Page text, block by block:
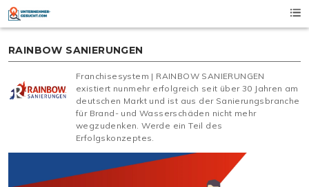
Skip
content
RAINBOW SANIERUNGEN
Franchisesystem | RAINBOW SANIERUNGEN
existiert nunmehr erfolgreich seit über 30 Jahren am
deutschen Markt und ist aus der Sanierungsbranche
für Brand- und Wasserschäden nicht mehr
wegzudenken. Werde ein Teil des
Erfolgskonzeptes.